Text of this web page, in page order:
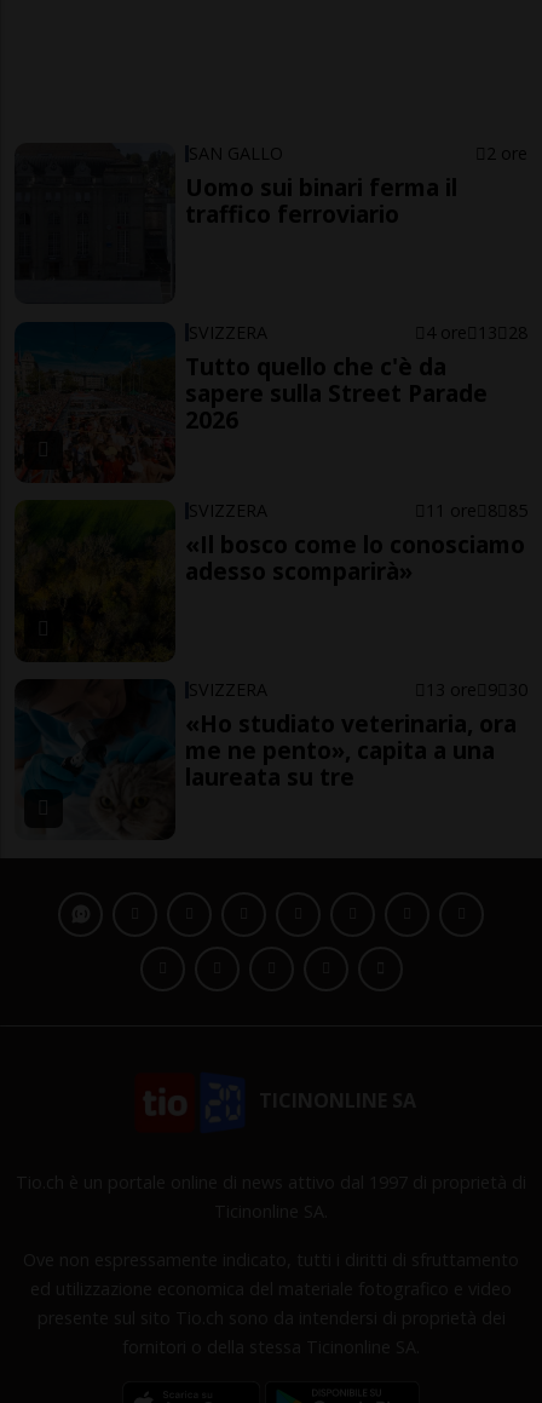
SAN GALLO 2 ore
Uomo sui binari ferma il
traffico ferroviario
SVIZZERA 4 ore 13 28
Tutto quello che c'è da
sapere sulla Street Parade
2026
SVIZZERA 11 ore 8 85
«Il bosco come lo conosciamo
adesso scomparirà»
SVIZZERA 13 ore 9 30
«Ho studiato veterinaria, ora
me ne pento», capita a una
laureata su tre